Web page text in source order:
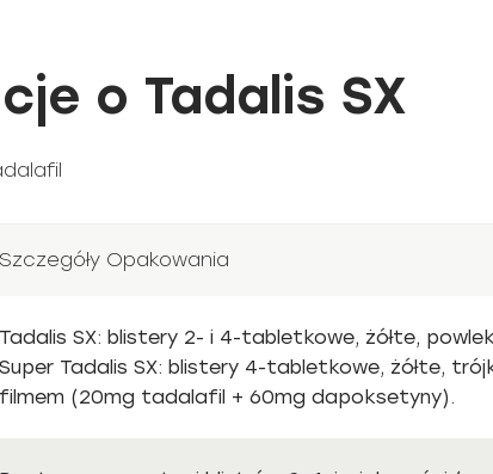
o Tadalis SX
Szczegóły Opakowania
Tadalis SX: blistery 2- i 4-tabletkowe, żółte,
Super Tadalis SX: blistery 4-tabletkowe, żółte,
filmem (20mg tadalafil + 60mg dapoksetyny).